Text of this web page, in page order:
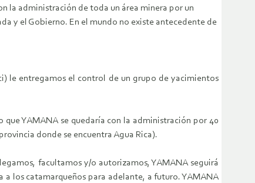
la administración de toda un área minera por un
y el Gobierno. En el mundo no existe antecedente de
le entregamos el control de un grupo de yacimientos
YAMANA se quedaría con la administración por 40
donde se encuentra Agua Rica).
facultamos y/o autorizamos, YAMANA seguirá
los catamarqueños para adelante, a futuro. YAMANA